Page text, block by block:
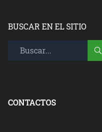
BUSCAR EN EL SITIO
CONTACTOS